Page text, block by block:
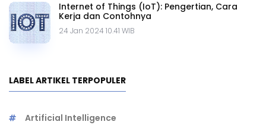
Internet of Things (IoT): Pengertian, Cara
Kerja dan Contohnya
24 Jan 2024 10.41 WIB
LABEL ARTIKEL TERPOPULER
Artificial Intelligence